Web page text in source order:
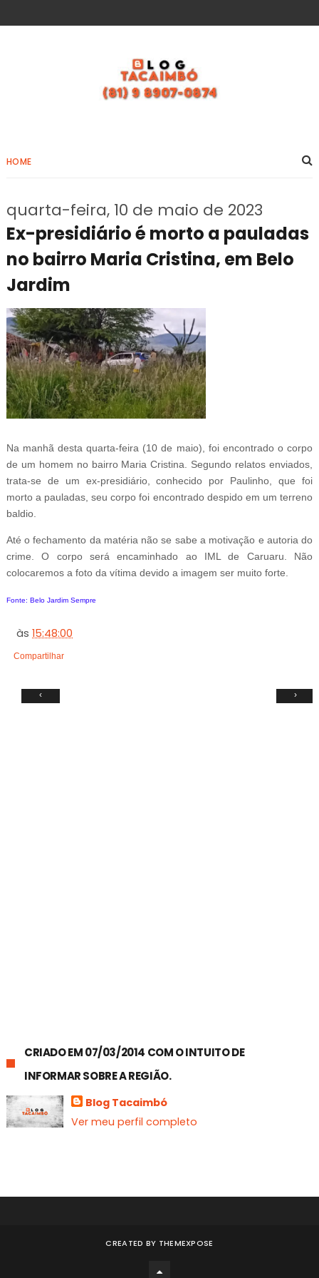
HOME
quarta-feira, 10 de maio de 2023
Ex-presidiário é morto a pauladas
no bairro Maria Cristina, em Belo
Jardim
Na manhã desta quarta-feira (10 de maio), foi encontrado o corpo
de um homem no bairro Maria Cristina. Segundo relatos enviados,
trata-se de um ex-presidiário, conhecido por Paulinho, que foi
morto a pauladas, seu corpo foi encontrado despido em um terreno
baldio.
Até o fechamento da matéria não se sabe a motivação e autoria do
crime. O corpo será encaminhado ao IML de Caruaru. Não
colocaremos a foto da vítima devido a imagem ser muito forte.
Fonte: Belo Jardim Sempre
às15:48:00
Compartilhar
‹ ›
CRIADO EM 07/03/2014 COM O INTUITO DE
INFORMAR SOBRE A REGIÃO.
Blog Tacaimbó
Ver meu perfil completo
CREATED BY THEMEXPOSE